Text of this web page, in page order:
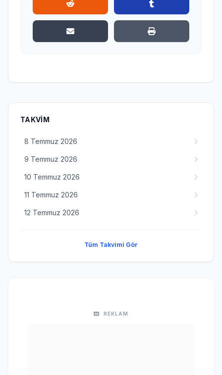
TAKVIM
8 Temmuz 2026
9 Temmuz 2026
10 Temmuz 2026
11 Temmuz 2026
12 Temmuz 2026
Tüm Takvimi Gör
REKLAM